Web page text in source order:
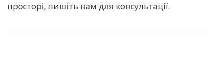
просторі, пишіть нам для консультації.